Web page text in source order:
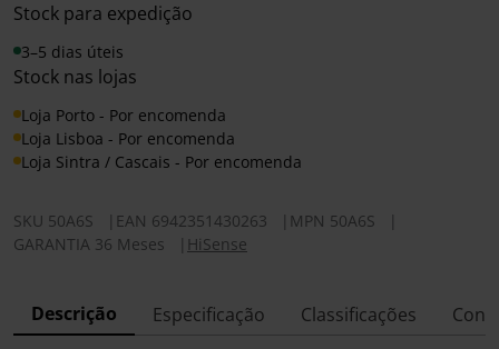
Stock para expedição
3–5 dias úteis
Stock nas lojas
Loja Porto - Por encomenda
Loja Lisboa - Por encomenda
Loja Sintra / Cascais - Por encomenda
SKU 50A6S EAN 6942351430263 MPN 50A6S
GARANTIA 36 Meses
HiSense
Descrição Especificação Classificações